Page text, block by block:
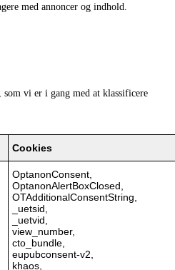
med annoncer og indhold.
som vi er i gang med at klassificere
Cookies
OptanonConsent,
OptanonAlertBoxClosed,
OTAdditionalConsentString,
_uetsid,
_uetvid,
view_number,
cto_bundle,
eupubconsent-v2,
khaos,